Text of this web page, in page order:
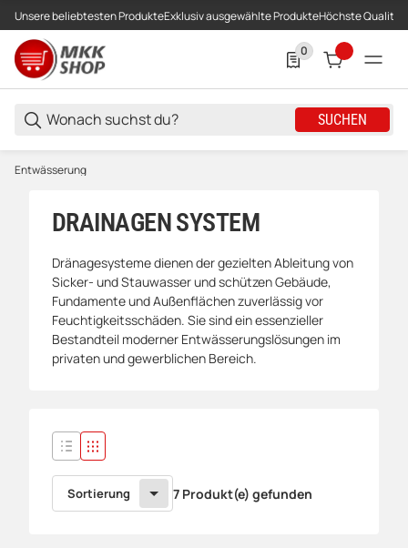
Unsere beliebtesten ProdukteExklusiv ausgewählte ProdukteHöchste Qualität
SUCHEN
0
0 Produkte in der
Entwässerung
DRAINAGEN SYSTEM
Dränagesysteme dienen der gezielten Ableitung von
Sicker- und Stauwasser und schützen Gebäude,
Fundamente und Außenflächen zuverlässig vor
Feuchtigkeitsschäden. Sie sind ein essenzieller
Bestandteil moderner Entwässerungslösungen im
privaten und gewerblichen Bereich.
Sortierung 7 Produkt(e) gefunden